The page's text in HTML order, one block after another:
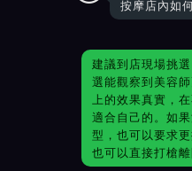
按摩店內如
建議到店現場挑
選能觀察到美容
上的效果真實，
適合自己的。如
型，也可以要求
也可以直接打槍離